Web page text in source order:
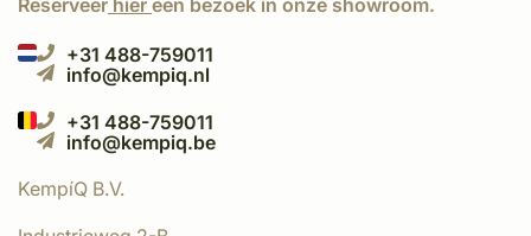
Reserveer hier een bezoek in onze showroom.
+31 488-759011
info@kempiq.nl
+31 488-759011
info@kempiq.be
KempíQ B.V.